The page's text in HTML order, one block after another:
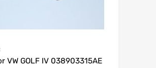
VW GOLF IV 038903315AE